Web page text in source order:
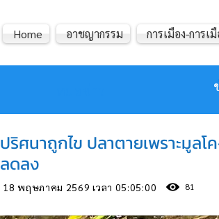
Home อาชญากรรม การเมือง-การเ
ปริศนาถูกไข ปลาตายเพราะมูล
ลดลง
18 พฤษภาคม 2569 เวลา 05:05:00 81